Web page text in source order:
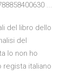
...
del libro dello
del
Io non ho
regista italiano